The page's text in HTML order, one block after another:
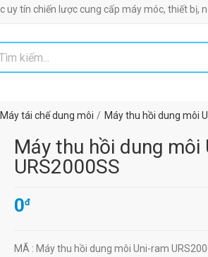
lược cung cấp máy móc, thiết bị, nguyên
Máy tái chế dung môi Máy thu hồi dung môi
Máy thu hồi dung môi
URS2000SS
0đ
MÃ : Máy thu hồi dung môi Uni-ram